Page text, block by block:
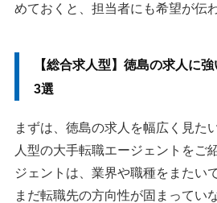
めておくと、担当者にも希望が伝
【総合求人型】徳島の求人に
3選
まずは、徳島の求人を幅広く見た
人型の大手転職エージェントをご
ジェントは、業界や職種をまたい
まだ転職先の方向性が固まってい